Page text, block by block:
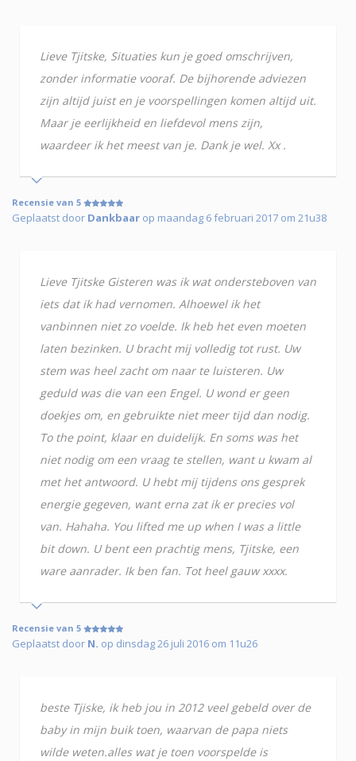
Lieve Tjitske, Situaties kun je goed omschrijven,
zonder informatie vooraf. De bijhorende adviezen
zijn altijd juist en je voorspellingen komen altijd uit.
Maar je eerlijkheid en liefdevol mens zijn,
waardeer ik het meest van je. Dank je wel. Xx .
Recensie van 5
Geplaatst door Dankbaar op maandag 6 februari 2017 om 21u38
Lieve Tjitske Gisteren was ik wat ondersteboven van
iets dat ik had vernomen. Alhoewel ik het
vanbinnen niet zo voelde. Ik heb het even moeten
laten bezinken. U bracht mij volledig tot rust. Uw
stem was heel zacht om naar te luisteren. Uw
geduld was die van een Engel. U wond er geen
doekjes om, en gebruikte niet meer tijd dan nodig.
To the point, klaar en duidelijk. En soms was het
niet nodig om een vraag te stellen, want u kwam al
met het antwoord. U hebt mij tijdens ons gesprek
energie gegeven, want erna zat ik er precies vol
van. Hahaha. You lifted me up when I was a little
bit down. U bent een prachtig mens, Tjitske, een
ware aanrader. Ik ben fan. Tot heel gauw xxxx.
Recensie van 5
Geplaatst door N. op dinsdag 26 juli 2016 om 11u26
beste Tjiske, ik heb jou in 2012 veel gebeld over de
baby in mijn buik toen, waarvan de papa niets
wilde weten.alles wat je toen voorspelde is